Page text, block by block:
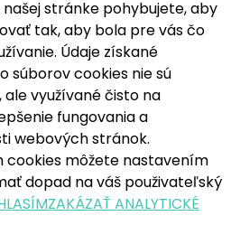
našej stránke pohybujete, aby
tak, aby bola pre vás čo
Údaje získané
cookies nie sú
využívané čisto na
fungovania a
webových stránok.
cookies môžete nastavením
dopad na váš použivateľský
ZAKÁZAŤ ANALYTICKÉ